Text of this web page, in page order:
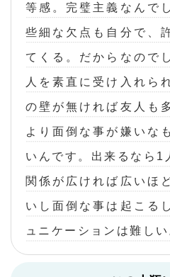
等感。完璧主義なんで
些細な欠点も自分で、
てくる。だからなので
人を素直に受け入れら
の壁が無ければ友人も
より面倒な事が嫌いな
いんです。出来るなら1
関係が広ければ広いほ
いし面倒な事は起こる
ュニケーションは難しい